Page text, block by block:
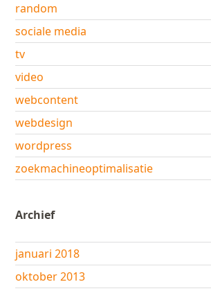
random
sociale media
tv
video
webcontent
webdesign
wordpress
zoekmachineoptimalisatie
Archief
januari 2018
oktober 2013